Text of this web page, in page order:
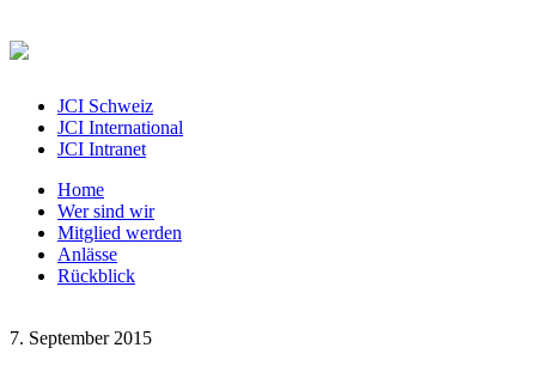
JCI Schweiz
JCI International
JCI Intranet
Home
Wer sind wir
Mitglied werden
Anlässe
Rückblick
7. September 2015